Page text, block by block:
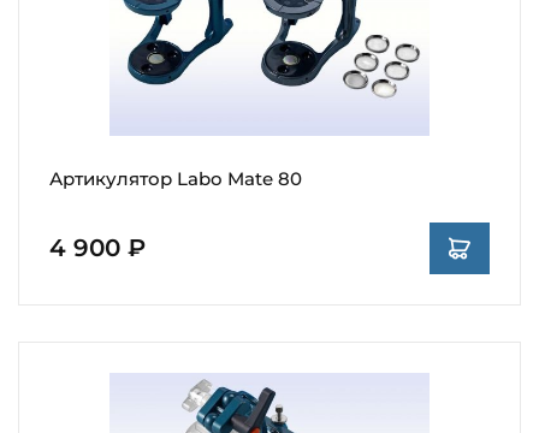
Артикулятор Labo Mate 80
4 900 ₽